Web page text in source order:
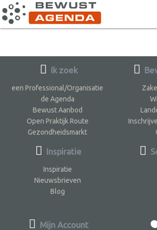
Ik zoek
een Professional/Organisatie
de Agenda
Bewust Aanbod
Open Praktijk Route
Gezondheidsmarkt
Inspiratie
Inspiratie
Nieuwsbrieven
Blog
Mijn Account